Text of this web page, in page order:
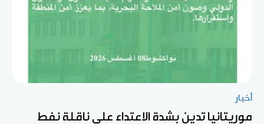
أخبار
موريتانيا تدين بشدة الاعتداء على ناقلة نفط